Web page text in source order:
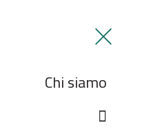
Chi siamo